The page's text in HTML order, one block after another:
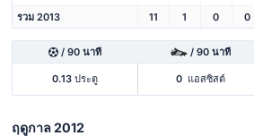
รวม 2013 11 1 0 0
/ 90 นาที / 90 นาที
0.13ประตู 0 แอสซิสต์
ฤดูกาล 2012